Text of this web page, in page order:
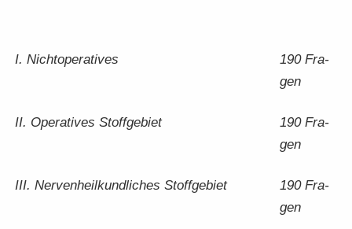
I. Nicht­ope­ra­ti­ves
190 Fra­
gen
II. Ope­ra­ti­ves Stoff­ge­biet
190 Fra­
gen
III. Ner­ven­heil­kund­li­ches Stoff­ge­biet
190 Fra­
gen